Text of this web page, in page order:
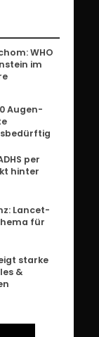
WHO
im
Augen-
per
hinter
Lancet-
für
starke
&